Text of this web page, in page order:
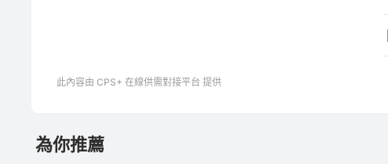
此內容由 CPS+ 在線供需對接平台 提供
為你推薦